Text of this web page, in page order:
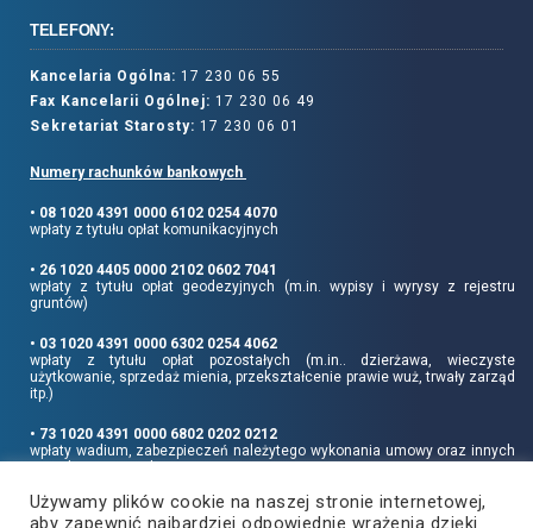
TELEFONY:
Kancelaria Ogólna: 17 230 06 55
Fax Kancelarii Ogólnej: 17 230 06 49
Sekretariat Starosty: 17 230 06 01
Numery rachunków bankowych
• 08 1020 4391 0000 6102 0254 4070
wpłaty z tytułu opłat komunikacyjnych
• 26 1020 4405 0000 2102 0602 7041
wpłaty z tytułu opłat geodezyjnych (m.in. wypisy i wyrysy z rejestru
gruntów)
• 03 1020 4391 0000 6302 0254 4062
wpłaty z tytułu opłat pozostałych (m.in.. dzierżawa, wieczyste
użytkowanie, sprzedaż mienia, przekształcenie prawie wuż, trwały zarząd
itp.)
• 73 1020 4391 0000 6802 0202 0212
wpłaty wadium, zabezpieczeń należytego wykonania umowy oraz innych
Informujemy, że opłatę skarbową należy uiszczać na rachunek Urzędu
Miasta Rzeszowa:
Używamy plików cookie na naszej stronie internetowej,
aby zapewnić najbardziej odpowiednie wrażenia dzięki